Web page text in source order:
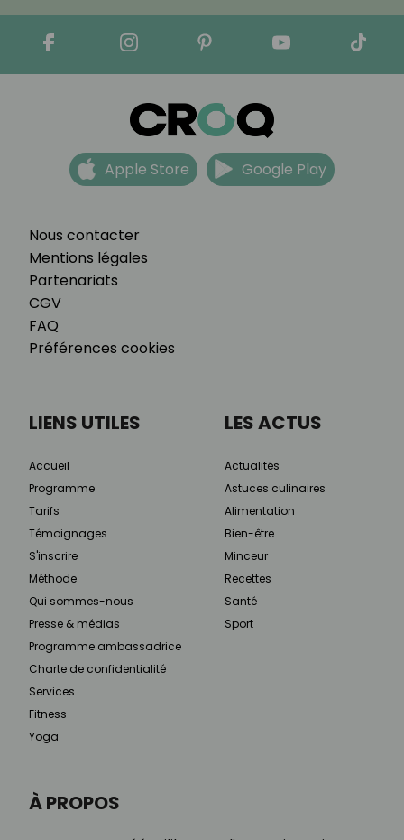
Nous contacter
Mentions légales
Partenariats
CGV
FAQ
Préférences cookies
Apple Store Google Play
À PROPOS
LIENS UTILES
Accueil
Programme
Tarifs
Témoignages
S'inscrire
Méthode
Qui sommes-nous
Presse & médias
Programme ambassadrice
Charte de confidentialité
Services
Fitness
Yoga
LES ACTUS
Actualités
Astuces culinaires
Alimentation
Bien-être
Minceur
Recettes
Santé
Sport